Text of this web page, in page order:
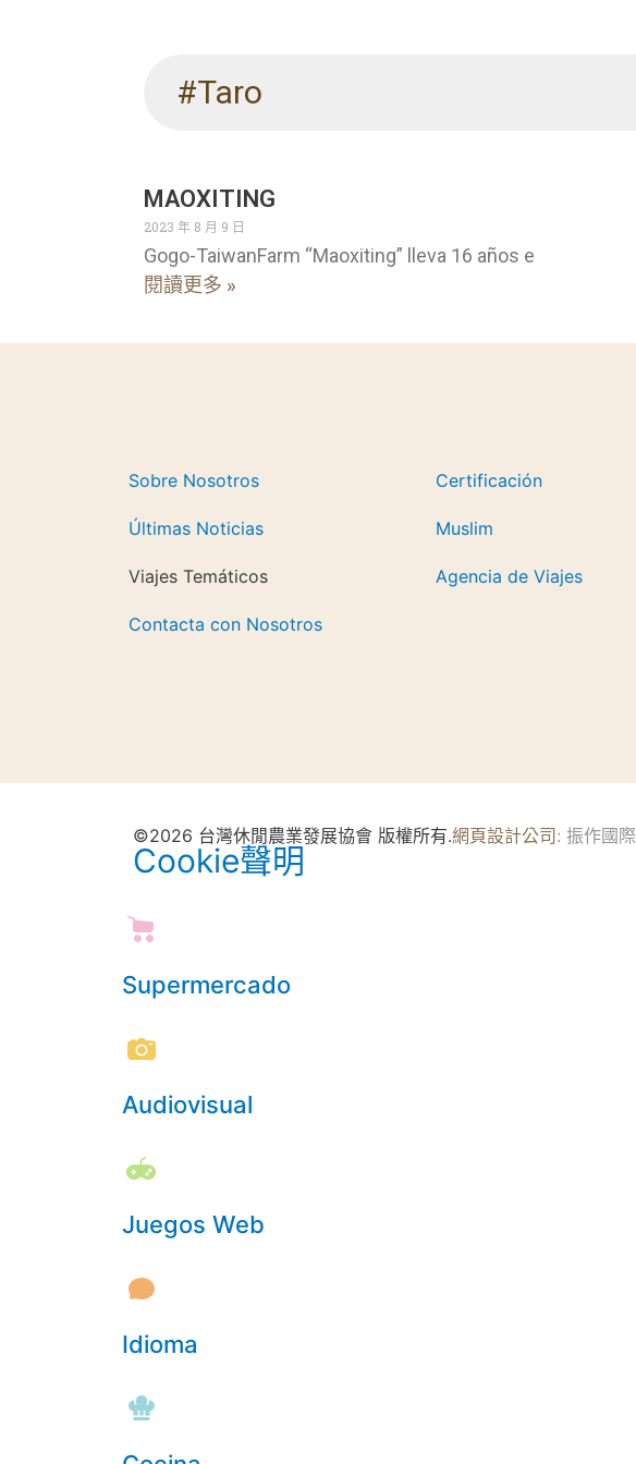
#Taro
MAOXITING
2023 年 8 月 9 日
Gogo-TaiwanFarm “Maoxiting” lleva 16 años e
閱讀更多 »
Sobre Nosotros
Últimas Noticias
Viajes Temáticos
Contacta con Nosotros
Certificación
Muslim
Agencia de Viajes
©2026 台灣休閒農業發展協會 版權所有.網頁設計公司 : 振作國際
Cookie聲明
Supermercado
Audiovisual
Juegos Web
Idioma